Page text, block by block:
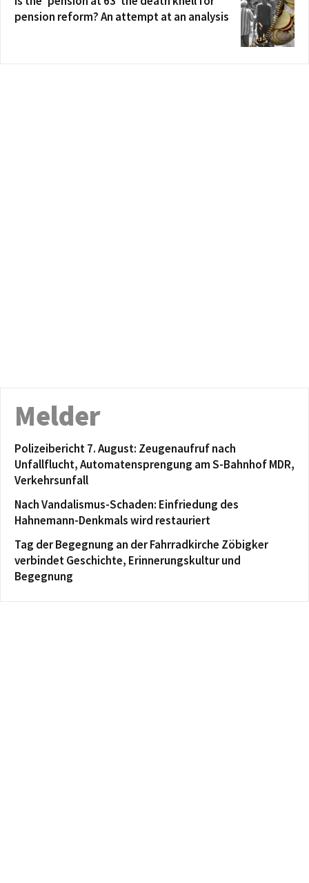
pension reform? An attempt at an analysis
Melder
Polizeibericht 7. August: Zeugenaufruf nach
Unfallflucht, Automatensprengung am S-Bahnhof MDR,
Verkehrsunfall
Nach Vandalismus-Schaden: Einfriedung des
Hahnemann-Denkmals wird restauriert
Tag der Begegnung an der Fahrradkirche Zöbigker
verbindet Geschichte, Erinnerungskultur und
Begegnung